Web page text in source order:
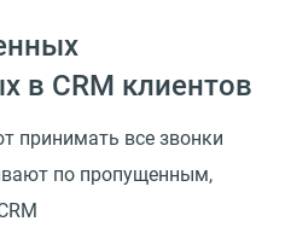
в CRM клиентов
принимать все звонки
по пропущенным,